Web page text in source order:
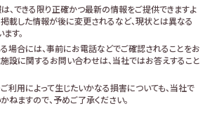
、できる限り正確かつ最新の情報をご提供できますよ
掲載した情報が後に変更されるなど、現状とは異なる
す。
場合には、事前にお電話などでご確認されることをお
施設に関するお問い合わせは、当社ではお答えすること
ご利用によって生じたいかなる損害についても、当社で
ねますので、予めご了承ください。